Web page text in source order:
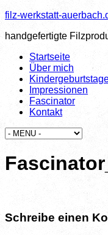
filz-werkstatt-
handgefertigte
Startseite
Über mich
Impressionen
Fascinator
Kontakt
Schreibe einen